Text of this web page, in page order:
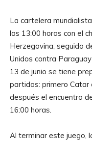
La cartelera
las 13:00 horas con el
Herzegovina; seguido
Unidos contra
13 de junio se tiene
partidos: primero Catar
después el encuentro
16:00 horas.
Al terminar este juego,